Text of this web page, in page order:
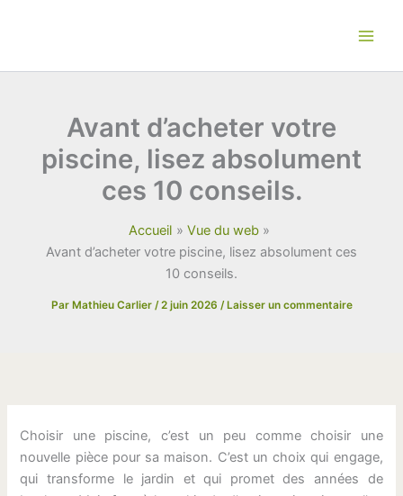
Avant d’acheter votre
piscine, lisez absolument
ces 10 conseils.
Accueil
Vue du web
Avant d’acheter votre piscine, lisez absolument ces
10 conseils.
Par Mathieu Carlier /2 juin 2026 /Laisser un commentaire
Choisir une piscine, c’est un peu comme choisir une
nouvelle pièce pour sa maison. C’est un choix qui engage,
qui transforme le jardin et qui promet des années de